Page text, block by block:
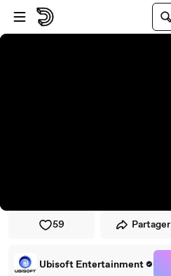
Passer au player
Passer au contenu principal
59 Partager
Ubisoft Entertainment